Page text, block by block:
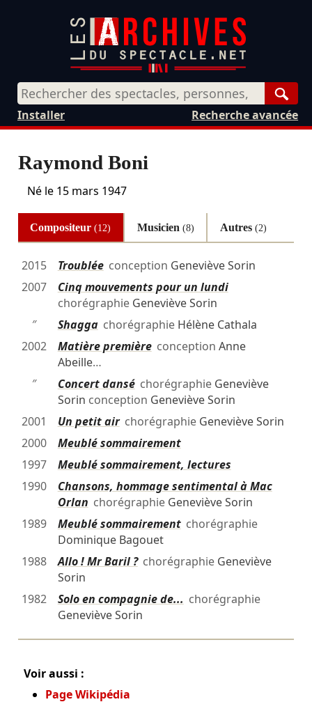
Recherche avancée
Installer
Raymond Boni
Né le 15 mars 1947
Compositeur(12) Musicien (8) Autres(2)
2015 Troubléeconception Geneviève Sorin
2007
Cinq mouvements pour un lundi
chorégraphie Geneviève Sorin
″
Shaggachorégraphie Hélène Cathala
2002
Matière premièreconception Anne
Abeille…
″
Concert danséchorégraphie Geneviève
Sorin conception Geneviève Sorin
2001
Un petit airchorégraphie Geneviève Sorin
2000
Meublé sommairement
1997
Meublé sommairement, lectures
1990
Chansons, hommage sentimental à Mac
Orlan chorégraphie Geneviève Sorin
1989
Meublé sommairementchorégraphie
Dominique Bagouet
1988
Allo ! Mr Baril ?chorégraphie Geneviève
Sorin
1982
Solo en compagnie de... chorégraphie
Geneviève Sorin
Voir aussi :
Page Wikipédia